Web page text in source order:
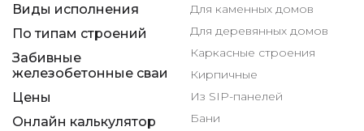
Виды исполнения
По типам строений
Забивные
железобетонные сваи
Цены
Онлайн калькулятор
Для каменных домов
Для деревянных домов
Каркасные строения
Кирпичные
Из SIP-панелей
Бани